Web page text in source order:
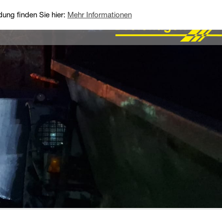
finden Sie hier: Mehr Informationen